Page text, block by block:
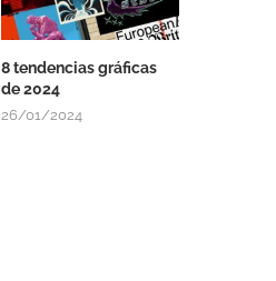
8 tendencias gráficas
de 2024
26/01/2024